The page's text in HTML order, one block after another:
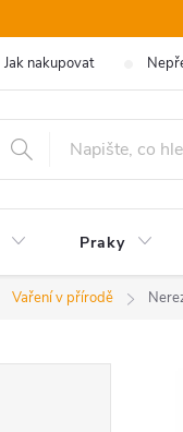
Jak nakupovat
Praky
Vaření v přírodě